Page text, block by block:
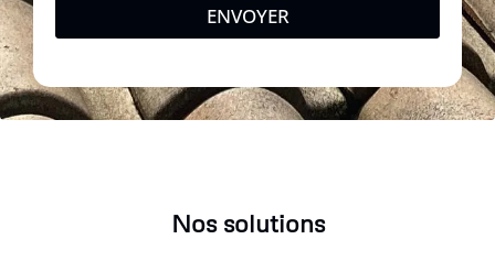
ENVOYER
Nos solutions